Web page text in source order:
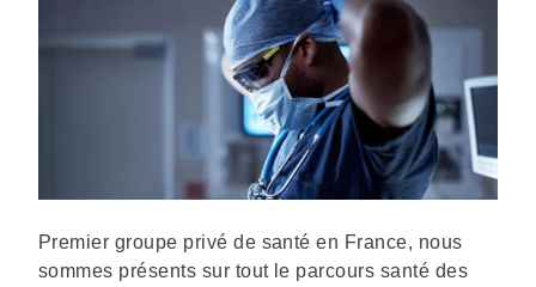
Description
Premier groupe privé de santé en France, nous
sommes présents sur tout le parcours santé des